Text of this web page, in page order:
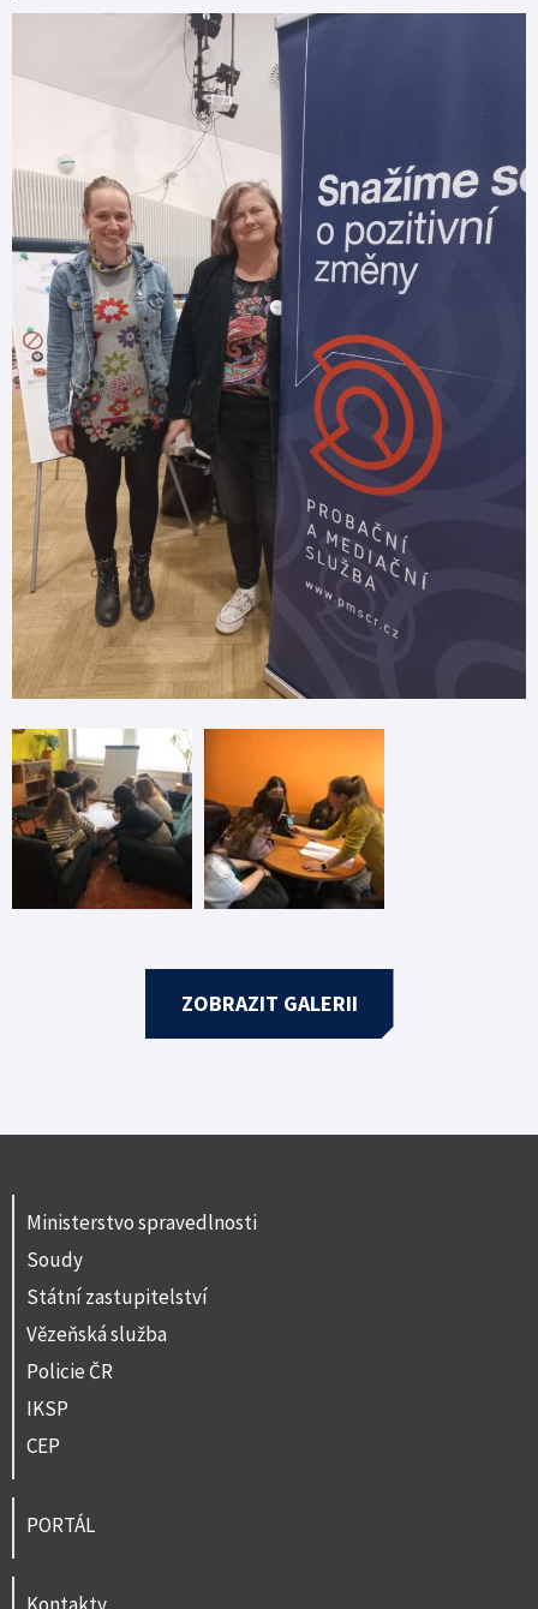
ZOBRAZIT GALERII
Ministerstvo spravedlnosti
Soudy
Státní zastupitelství
Vězeňská služba
Policie ČR
IKSP
CEP
PORTÁL